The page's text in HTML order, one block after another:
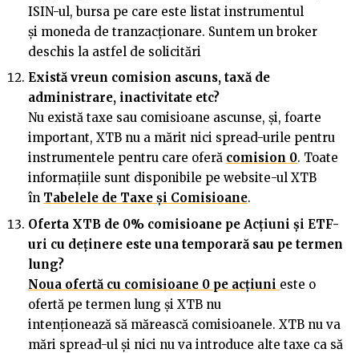
ISIN-ul, bursa pe care este listat instrumentul
și moneda de tranzacționare. Suntem un broker
deschis la astfel de solicitări
Există vreun comision ascuns, taxă de
administrare, inactivitate etc?
Nu există taxe sau comisioane ascunse, și, foarte
important, XTB nu a mărit nici spread-urile pentru
instrumentele pentru care oferă comision 0. Toate
informațiile sunt disponibile pe website-ul XTB
în Tabelele de Taxe și Comisioane.
Oferta XTB de 0% comisioane pe Acțiuni și ETF-
uri cu deținere este una temporară sau pe termen
lung?
Noua ofertă cu comisioane 0 pe acțiuni este o
ofertă pe termen lung și XTB nu
intenționează să mărească comisioanele. XTB nu va
mări spread-ul și nici nu va introduce alte taxe ca să